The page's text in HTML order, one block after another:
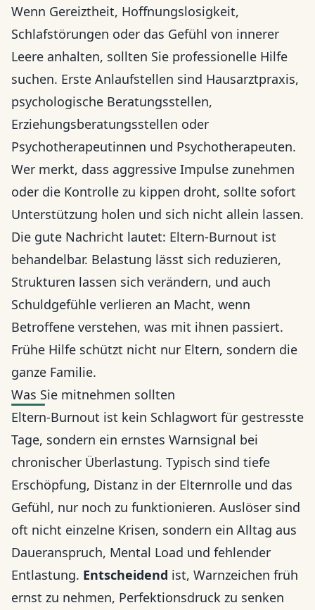
Wenn Gereiztheit, Hoffnungslosigkeit,
Schlafstörungen oder das Gefühl von innerer
Leere anhalten, sollten Sie professionelle Hilfe
suchen. Erste Anlaufstellen sind Hausarztpraxis,
psychologische Beratungsstellen,
Erziehungsberatungsstellen oder
Psychotherapeutinnen und Psychotherapeuten.
Wer merkt, dass aggressive Impulse zunehmen
oder die Kontrolle zu kippen droht, sollte sofort
Unterstützung holen und sich nicht allein lassen.
Die gute Nachricht lautet: Eltern-Burnout ist
behandelbar. Belastung lässt sich reduzieren,
Strukturen lassen sich verändern, und auch
Schuldgefühle verlieren an Macht, wenn
Betroffene verstehen, was mit ihnen passiert.
Frühe Hilfe schützt nicht nur Eltern, sondern die
ganze Familie.
Was Sie mitnehmen sollten
Eltern-Burnout ist kein Schlagwort für gestresste
Tage, sondern ein ernstes Warnsignal bei
chronischer Überlastung. Typisch sind tiefe
Erschöpfung, Distanz in der Elternrolle und das
Gefühl, nur noch zu funktionieren. Auslöser sind
oft nicht einzelne Krisen, sondern ein Alltag aus
Daueranspruch, Mental Load und fehlender
Entlastung. Entscheidend ist, Warnzeichen früh
ernst zu nehmen, Perfektionsdruck zu senken